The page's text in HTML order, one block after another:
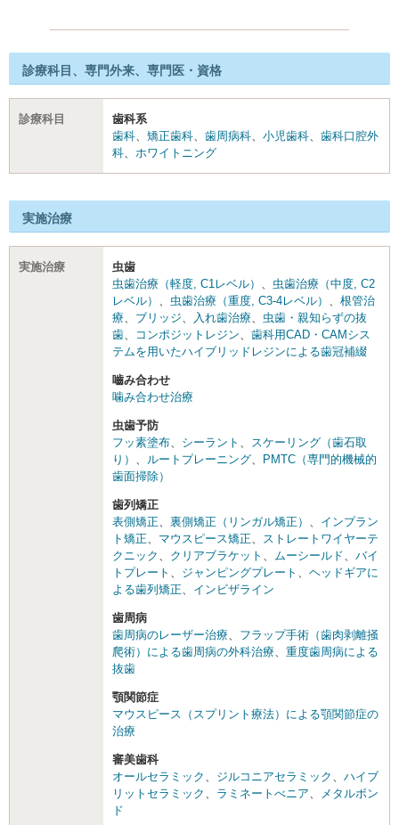
診療科目、専門外来、専門医・資格
診療科目
歯科系
歯科、 矯正歯科、 歯周病科、 小児歯科、 歯科口腔外
科、 ホワイトニング
実施治療
実施治療
虫歯
虫歯治療（軽度, C1レベル） 、 虫歯治療（中度, C2
レベル） 、 虫歯治療（重度, C3-4レベル） 、 根管治
療、 ブリッジ、 入れ歯治療、 虫歯・親知らずの抜
歯、 コンポジットレジン、 歯科用CAD・CAMシス
テムを用いたハイブリッドレジンによる歯冠補綴
嚙み合わせ
噛み合わせ治療
虫歯予防
フッ素塗布、 シーラント 、 スケーリング（歯石取
り） 、 ルートプレーニング、
PMTC（専門的機械的
歯面掃除）
歯列矯正
表側矯正、 裏側矯正（リンガル矯正） 、 インプラン
ト矯正、 マウスピース矯正、 ストレートワイヤーテ
クニック 、 クリアブラケット 、 ムーシールド、 バイ
トプレート 、 ジャンピングプレート 、 ヘッドギアに
よる歯列矯正、 インビザライン
歯周病
歯周病のレーザー治療、 フラップ手術（歯肉剥離掻
爬術）による歯周病の外科治療、 重度歯周病による
抜歯
顎関節症
マウスピース（スプリント療法）による顎関節症の
治療
審美歯科
オールセラミック 、 ジルコニアセラミック 、 ハイブ
リットセラミック 、 ラミネートべニア、
メタルボン
ド